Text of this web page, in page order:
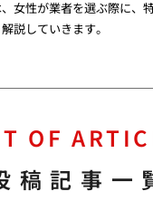
女性が業者を選ぶ際に、
説していきます。
OF
稿記事一